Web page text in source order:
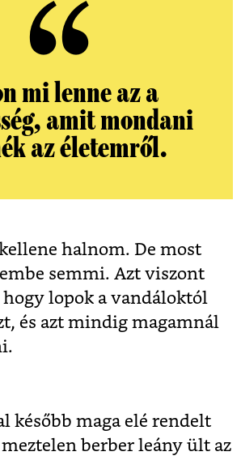
mi lenne az a
amit mondani
az életemről.
halnom. De most
semmi. Azt viszont
lopok a vandáloktól
és azt mindig magamnál
később maga elé rendelt
berber leány ült az